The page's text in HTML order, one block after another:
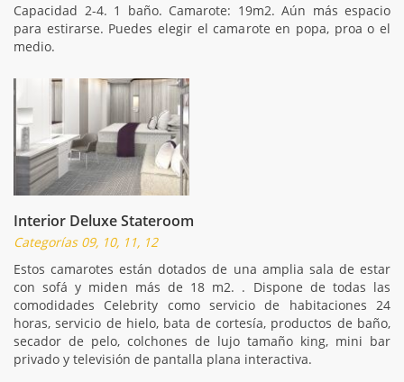
Capacidad 2-4. 1 baño. Camarote: 19m2. Aún más espacio
para estirarse. Puedes elegir el camarote en popa, proa o el
medio.
Interior Deluxe Stateroom
Categorías 09, 10, 11, 12
Estos camarotes están dotados de una amplia sala de estar
con sofá y miden más de 18 m2. . Dispone de todas las
comodidades Celebrity como servicio de habitaciones 24
horas, servicio de hielo, bata de cortesía, productos de baño,
secador de pelo, colchones de lujo tamaño king, mini bar
privado y televisión de pantalla plana interactiva.